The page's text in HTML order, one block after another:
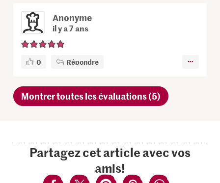
Anonyme
il y a 7 ans
0 Répondre
Montrer toutes les évaluations (5)
Partagez cet article avec vos
amis!